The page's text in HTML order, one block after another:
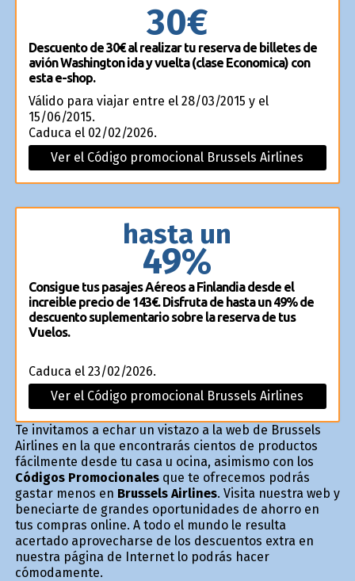
30€
Descuento de 30€ al realizar tu reserva de billetes de
avión Washington ida y vuelta (clase Economica) con
esta e-shop.
Válido para viajar entre el 28/03/2015 y el
15/06/2015.
Caduca el 02/02/2026.
Ver el Código promocional Brussels Airlines
hasta un
49%
Consigue tus pasajes Aéreos a Finlandia desde el
increible precio de 143€. Disfruta de hasta un 49% de
descuento suplementario sobre la reserva de tus
Vuelos.
Caduca el 23/02/2026.
Ver el Código promocional Brussels Airlines
Te invitamos a echar un vistazo a la web de Brussels
Airlines en la que encontrarás cientos de productos
fácilmente desde tu casa u oficina, asimismo con los
Códigos Promocionalesque te ofrecemos podrás
gastar menos en Brussels Airlines. Visita nuestra web y
beneficiarte de grandes oportunidades de ahorro en
tus compras online. A todo el mundo le resulta
acertado aprovecharse de los descuentos extra en
nuestra página de Internet lo podrás hacer
cómodamente.